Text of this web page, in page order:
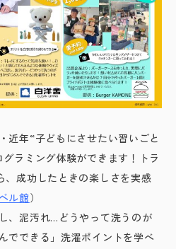
近年“子どもにさせたい習いごと
ラミング体験ができます！トラ
、成功したときの楽しさを実感
ル館）
、泥汚れ…どうやって洗うのが
でできる」洗濯ポイントを学べ